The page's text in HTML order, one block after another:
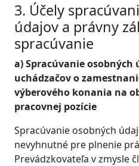
3. Účely
údajov a právny
spracúvanie
a) Spracúvanie osobných
uchádzačov o
výberového konania na
pracovnej pozície
Spracúvanie osobných
nevyhnutné pre plnenie
Prevádzkovateľa v zmysle